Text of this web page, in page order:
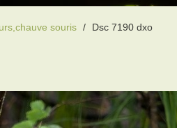
souris / Dsc 7190 dxo